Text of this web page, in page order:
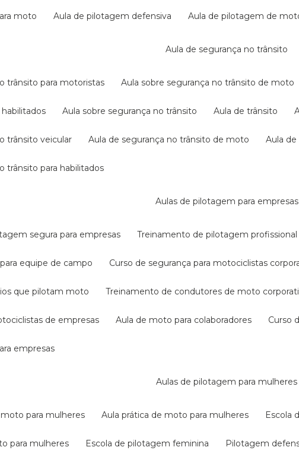
moto aula de pilotagem defensiva aula de pilotagem de
aula de segurança no trânsito
trânsito para motoristas aula sobre segurança no trânsito de moto
habilitados aula sobre segurança no trânsito aula de trânsito
trânsito veicular aula de segurança no trânsito de moto aula
trânsito para habilitados
aulas de pilotagem para empresas
segura para empresas treinamento de pilotagem profissional
equipe de campo curso de segurança para motociclistas
que pilotam moto treinamento de condutores de moto
de empresas aula de moto para colaboradores
empresas
aulas de pilotagem para mulheres
moto para mulheres aula prática de moto para mulheres
para mulheres escola de pilotagem feminina pilotagem